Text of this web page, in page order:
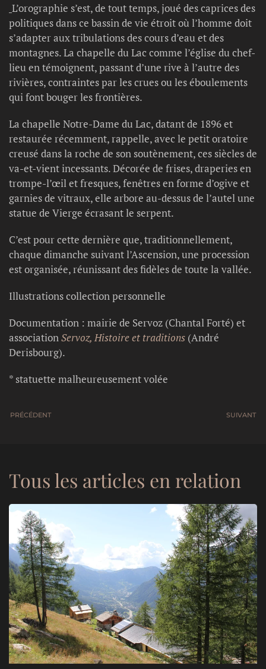
L’orographie s’est, de tout temps, joué des caprices des
politiques dans ce bassin de vie étroit où l’homme doit
s’adapter aux tribulations des cours d’eau et des
montagnes. La chapelle du Lac comme l’église du chef-
lieu en témoignent, passant d’une rive à l’autre des
rivières, contraintes par les crues ou les éboulements
qui font bouger les frontières.
La chapelle Notre-Dame du Lac, datant de 1896 et
restaurée récemment, rappelle, avec le petit oratoire
creusé dans la roche de son soutènement, ces siècles de
va-et-vient incessants. Décorée de frises, draperies en
trompe-l’œil et fresques, fenêtres en forme d’ogive et
garnies de vitraux, elle arbore au-dessus de l’autel une
statue de Vierge écrasant le serpent.
C’est pour cette dernière que, traditionnellement,
chaque dimanche suivant l’Ascension, une procession
est organisée, réunissant des fidèles de toute la vallée.
Illustrations collection personnelle
Documentation : mairie de Servoz (Chantal Forté) et
associationServoz, Histoire et traditions (André
Derisbourg).
* statuette malheureusement volée
PRÉCÉDENT SUIVANT
Tous les articles en relation